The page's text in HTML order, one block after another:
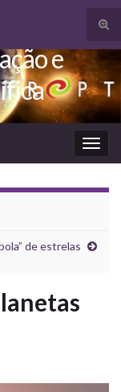
e
de estrelas